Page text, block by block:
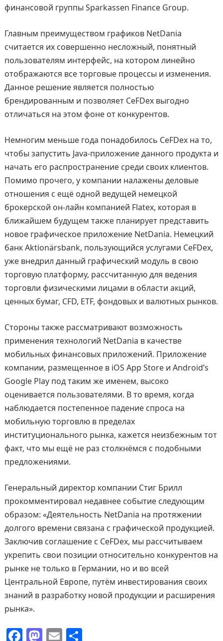
финансовой группы Sparkassen Finance Group.
Главным преимуществом графиков NetDania
считается их совершенно несложный, понятный
пользователям интерфейс, на котором линейно
отображаются все торговые процессы и изменения.
Данное решение является полностью
брендированным и позволяет CeFDex выгодно
отличаться на этом фоне от конкурентов.
Немногим меньше года понадобилось CeFDex на то,
чтобы запустить Java-приложение данного продукта и
начать его распространение среди своих клиентов.
Помимо прочего, у компании налажены деловые
отношения с ещё одной ведущей немецкой
брокерской он-лайн компанией Flatex, которая в
ближайшем будущем также планирует представить
новое графическое приложение NetDania. Немецкий
банк Aktionärsbank, пользующийся услугами CeFDex,
уже внедрил данный графический модуль в свою
торговую платформу, рассчитанную для ведения
торговли физическими лицами в области акций,
ценных бумаг, CFD, ETF, фондовых и валютных рынков.
Стороны также рассматривают возможность
применения технологий NetDania в качестве
мобильных финансовых приложений. Приложение
компании, размещенное в iOS App Store и Android’s
Google Play под таким же именем, высоко
оценивается пользователями. В то время, когда
наблюдается постепенное падение спроса на
мобильную торговлю в пределах
институционального рынка, кажется неизбежным тот
факт, что мы ещё не раз столкнёмся с подобными
предложениями.
Генеральный директор компании Стиг Брилл
прокомментировал недавнее событие следующим
образом: «Деятельность NetDania на протяжении
долгого времени связана с графической продукцией.
Заключив соглашение с CeFDex, мы рассчитываем
укрепить свои позиции относительно конкурентов на
рынке не только в Германии, но и во всей
Центральной Европе, путём инвестирования своих
знаний в разработку новой продукции и расширения
рынка».
F M E О